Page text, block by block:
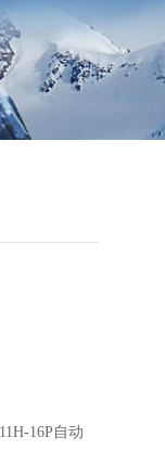
16P自动